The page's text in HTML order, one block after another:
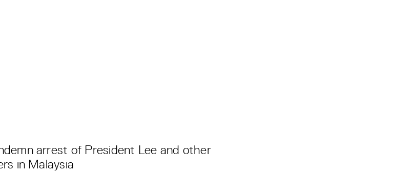
arrest of President Lee and other
in Malaysia